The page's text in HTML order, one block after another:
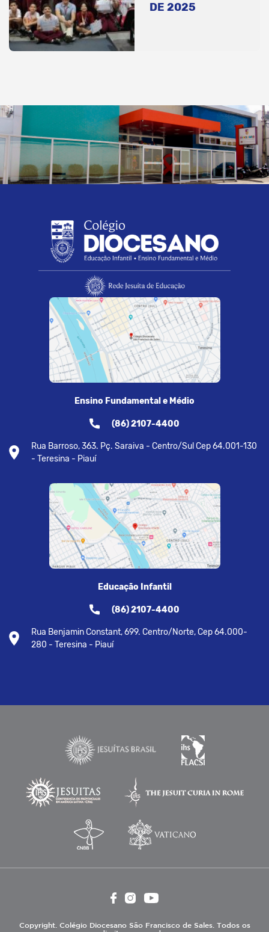
DE 2025
Ensino Fundamental e Médio
(86) 2107-4400
Rua Barroso, 363. Pç. Saraiva - Centro/Sul Cep 64.001-130
- Teresina - Piauí
Educação Infantil
(86) 2107-4400
Rua Benjamin Constant, 699. Centro/Norte, Cep 64.000-
280 - Teresina - Piauí
Copyright. Colégio Diocesano São Francisco de Sales. Todos os